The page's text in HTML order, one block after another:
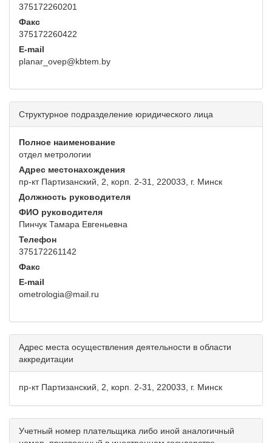
375172260201
Факс
375172260422
E-mail
planar_ovep@kbtem.by
Структурное подразделение юридического лица
Полное наименование
отдел метрологии
Адрес местонахождения
пр-кт Партизанский, 2, корп. 2-31, 220033, г. Минск
Должность руководителя
ФИО руководителя
Пинчук Тамара Евгеньевна
Телефон
375172261142
Факс
E-mail
ometrologia@mail.ru
Адрес места осуществления деятельности в области
аккредитации
пр-кт Партизанский, 2, корп. 2-31, 220033, г. Минск
Учетный номер плательщика либо иной аналогичный